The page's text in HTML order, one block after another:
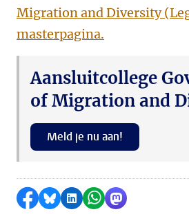
Migration and Diversity
masterpagina.
Aansluitcollege
of Migration and
Meld je nu aan!
Delen op Facebook
Delen via Bluesky
Delen op LinkedIn
Delen via
Delen via